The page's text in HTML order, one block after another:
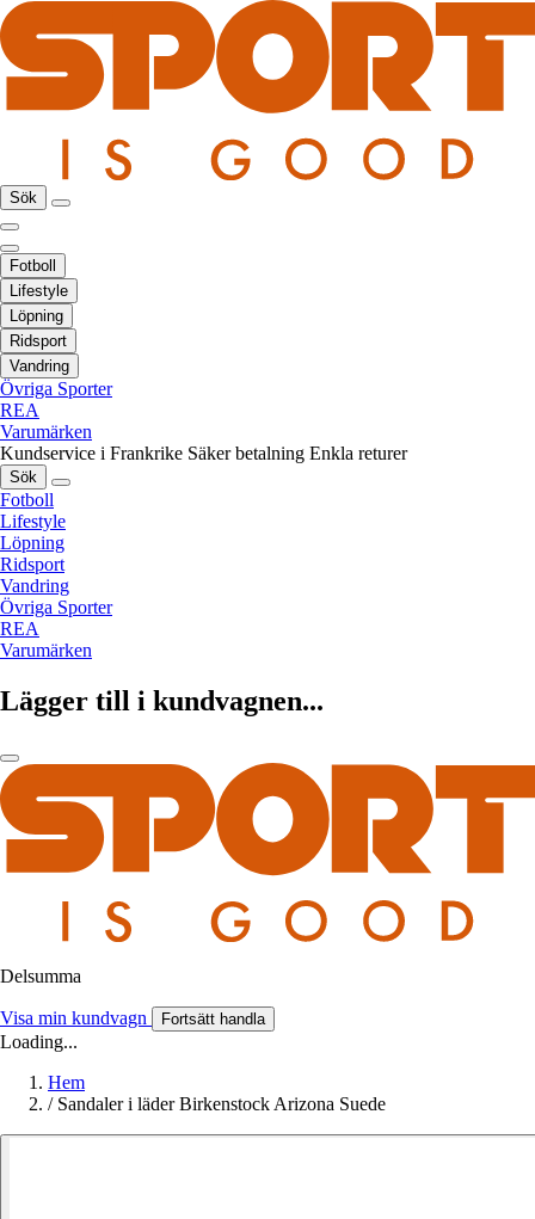
Sök
Fotboll
Lifestyle
Löpning
Ridsport
Vandring
Övriga Sporter
REA
Varumärken
Kundservice i Frankrike Säker betalning Enkla returer
Sök
Fotboll
Lifestyle
Löpning
Ridsport
Vandring
Övriga Sporter
REA
Varumärken
Lägger till i kundvagnen...
Delsumma
Visa min kundvagn Fortsätt handla
Loading...
Hem
/ Sandaler i läder Birkenstock Arizona Suede